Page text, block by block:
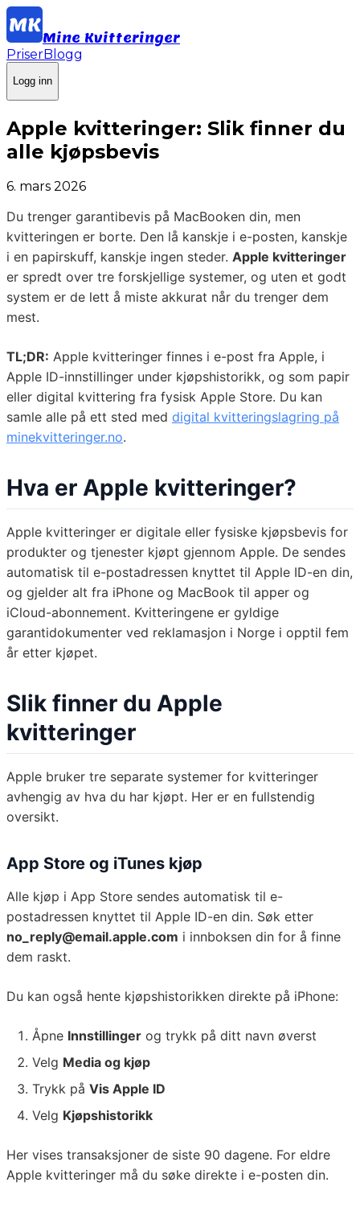
Mine Kvitteringer
PriserBlogg
Logg inn
Apple kvitteringer: Slik finner du
alle kjøpsbevis
6. mars 2026
Du trenger garantibevis på MacBooken din, men
kvitteringen er borte. Den lå kanskje i e-posten, kanskje
i en papirskuff, kanskje ingen steder. Apple kvitteringer
er spredt over tre forskjellige systemer, og uten et godt
system er de lett å miste akkurat når du trenger dem
mest.
TL;DR: Apple kvitteringer finnes i e-post fra Apple, i
Apple ID-innstillinger under kjøpshistorikk, og som papir
eller digital kvittering fra fysisk Apple Store. Du kan
samle alle på ett sted med digital kvitteringslagring på
minekvitteringer.no.
Hva er Apple kvitteringer?
Apple kvitteringer er digitale eller fysiske kjøpsbevis for
produkter og tjenester kjøpt gjennom Apple. De sendes
automatisk til e-postadressen knyttet til Apple ID-en din,
og gjelder alt fra iPhone og MacBook til apper og
iCloud-abonnement. Kvitteringene er gyldige
garantidokumenter ved reklamasjon i Norge i opptil fem
år etter kjøpet.
Slik finner du Apple
kvitteringer
Apple bruker tre separate systemer for kvitteringer
avhengig av hva du har kjøpt. Her er en fullstendig
oversikt.
App Store og iTunes kjøp
Alle kjøp i App Store sendes automatisk til e-
postadressen knyttet til Apple ID-en din. Søk etter
no_reply@email.apple.com i innboksen din for å finne
dem raskt.
Du kan også hente kjøpshistorikken direkte på iPhone:
Åpne Innstillinger og trykk på ditt navn øverst
Velg Media og kjøp
Trykk på Vis Apple ID
Velg Kjøpshistorikk
Her vises transaksjoner de siste 90 dagene. For eldre
Apple kvitteringer må du søke direkte i e-posten din.